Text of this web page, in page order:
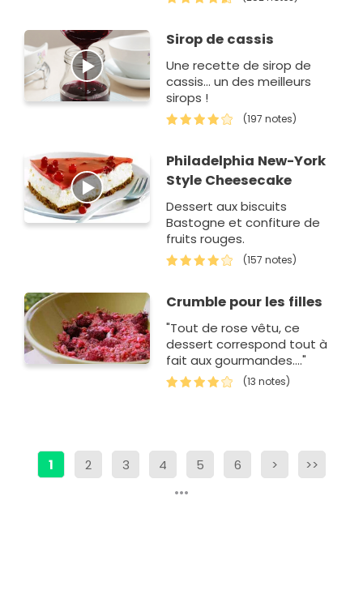
allez vous amuser avec les
Sirop de cassis
Une recette de sirop de
cassis... un des meilleurs
sirops !
(197 notes)
Philadelphia New-York
Style Cheesecake
Dessert aux biscuits
Bastogne et confiture de
fruits rouges.
(157 notes)
Crumble pour les filles
"Tout de rose vêtu, ce
dessert correspond tout à
fait aux gourmandes...."
(13 notes)
1 2 3 4 5 6 > >>